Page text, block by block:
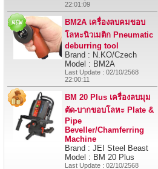
22:01:09
BM2A เครื่องลบคมขอบ
โลหะนิวเมติก Pneumatic
deburring tool
Brand : N.KO/Czech
Model : BM2A
Last Update : 02/10/2568
22:00:11
BM 20 Plus เครื่องลบมุม
ตัด-บากขอบโลหะ Plate &
Pipe
Beveller/Chamferring
Machine
Brand : JEI Steel Beast
Model : BM 20 Plus
Last Update : 02/10/2568